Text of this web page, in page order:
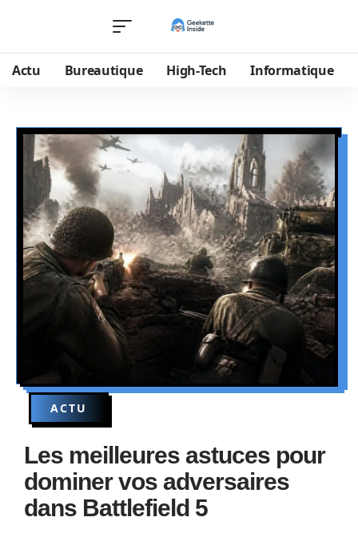
Actu Bureautique High-Tech Informatique
ACTU
Les meilleures astuces pour
dominer vos adversaires
dans Battlefield 5